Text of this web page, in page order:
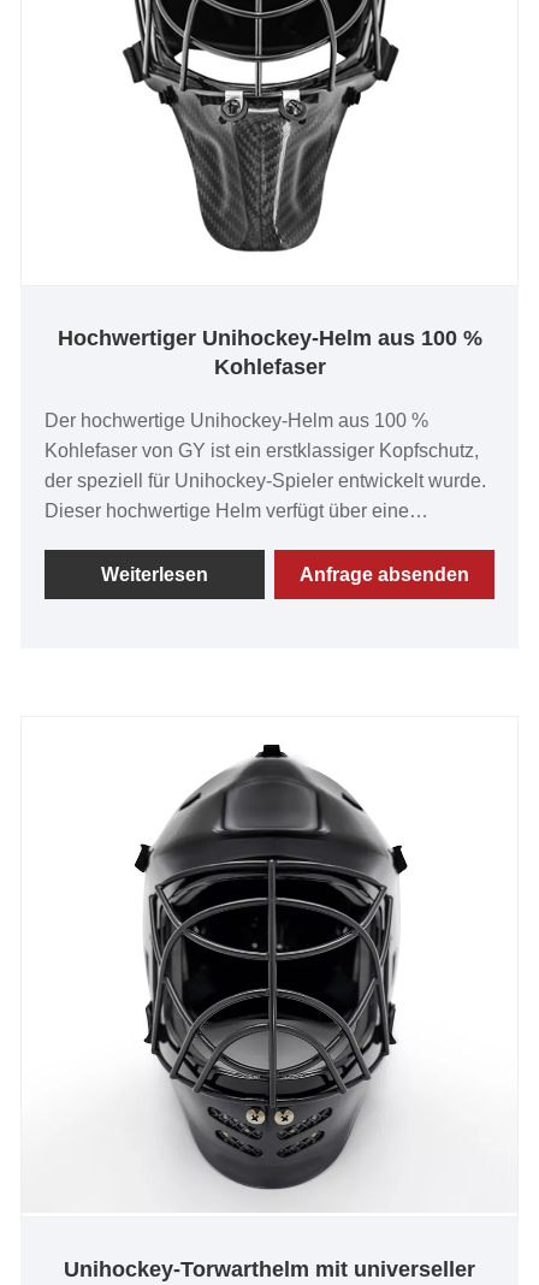
Hochwertiger Unihockey-Helm aus 100 %
Kohlefaser
Der hochwertige Unihockey-Helm aus 100 %
Kohlefaser von GY ist ein erstklassiger Kopfschutz,
der speziell für Unihockey-Spieler entwickelt wurde.
Dieser hochwertige Helm verfügt über eine
beispiellose Haltbarkeit und Schlagfestigkeit bietet.
Das Cat-Eye-Design aus A3-Stahl verbessert nicht
Kombination aus Sicherheit und Stil für Unihockey-
Weiterlesen Anfrage absenden
Unihockey-Torwarthelm mit universeller